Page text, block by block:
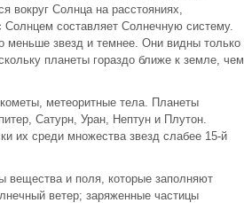
вокруг Солнца на расстояниях,
составляет Солнечную систему.
меньше звезд и темнее. Они видны только
планеты гораздо ближе к земле, чем
метеоритные тела. Планеты
Сатурн, Уран, Нептун и Плутон.
их среди множества звезд слабее 15-й
вещества и поля, которые заполняют
ветер; заряженные частицы